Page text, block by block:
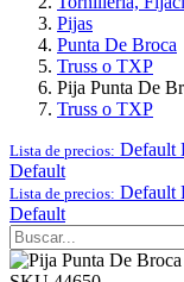
Pijas
Punta De Broca
Truss o TXP
Pija Punta De
Truss o TXP
Lista de precios: Default
Default
Lista de precios: Default
Default